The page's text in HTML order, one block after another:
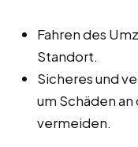
Fahren des
Standort.
Sicheres und
um Schäden
vermeiden.